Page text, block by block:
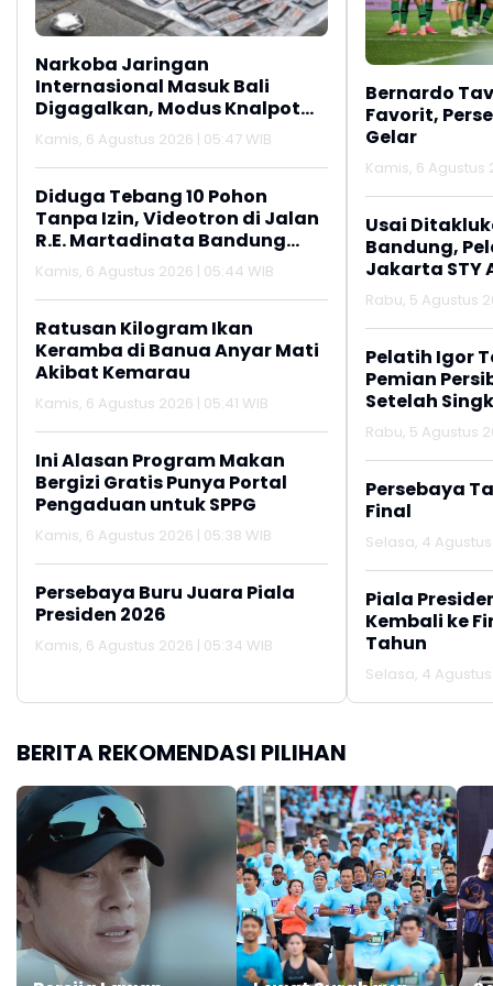
Narkoba Jaringan
Internasional Masuk Bali
Digagalkan, Modus Knalpot
Bekas Terbongkar
Kamis, 6 Agustus 2026 | 05:47 WIB
Diduga Tebang 10 Pohon
Tanpa Izin, Videotron di Jalan
R.E. Martadinata Bandung
Disegel
Kamis, 6 Agustus 2026 | 05:44 WIB
Ratusan Kilogram Ikan
Keramba di Banua Anyar Mati
Akibat Kemarau
Kamis, 6 Agustus 2026 | 05:41 WIB
Ini Alasan Program Makan
Bergizi Gratis Punya Portal
Pengaduan untuk SPPG
Kamis, 6 Agustus 2026 | 05:38 WIB
Persebaya Buru Juara Piala
Presiden 2026
Kamis, 6 Agustus 2026 | 05:34 WIB
Bernardo
Favorit,
Gelar
Kamis, 6 Agustus
Usai
Bandung,
Jakarta STY
Persib
Rabu, 5 Agustus
Pelatih Igor
Pemian
Setelah
Rabu, 5 Agustus
Persebaya
Final
Selasa, 4 Agustus
Piala
Kembali ke
Tahun
Selasa, 4 Agustus
BERITA REKOMENDASI PILIHAN